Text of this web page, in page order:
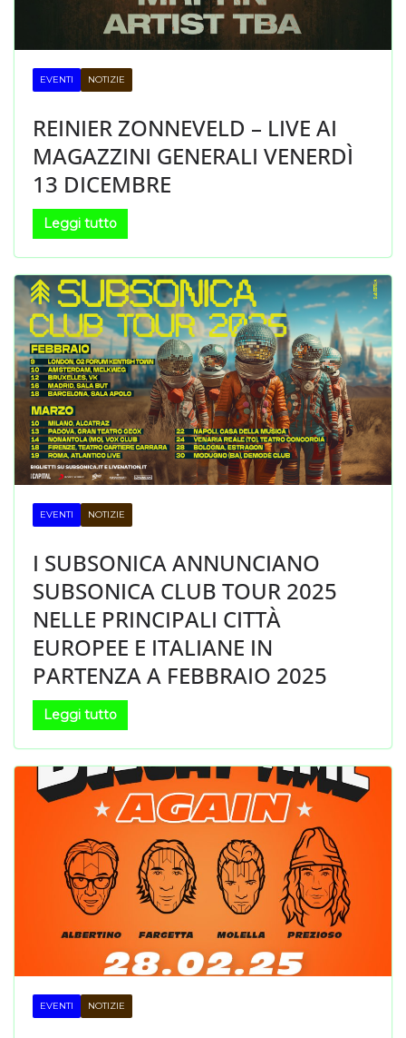
EVENTI NOTIZIE
REINIER ZONNEVELD – LIVE AI
MAGAZZINI GENERALI VENERDÌ
13 DICEMBRE
Leggi tutto
EVENTI NOTIZIE
I SUBSONICA ANNUNCIANO
SUBSONICA CLUB TOUR 2025
NELLE PRINCIPALI CITTÀ
EUROPEE E ITALIANE IN
PARTENZA A FEBBRAIO 2025
Leggi tutto
EVENTI NOTIZIE